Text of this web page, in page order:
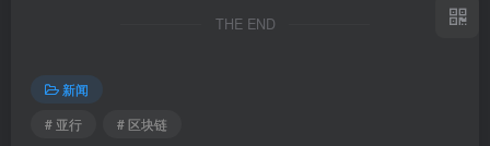
THE END
新闻
# 亚行
# 区块链